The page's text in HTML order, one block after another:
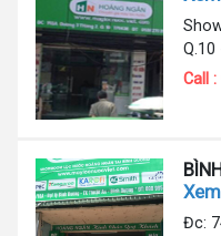
Q.10
Call :
Đc: